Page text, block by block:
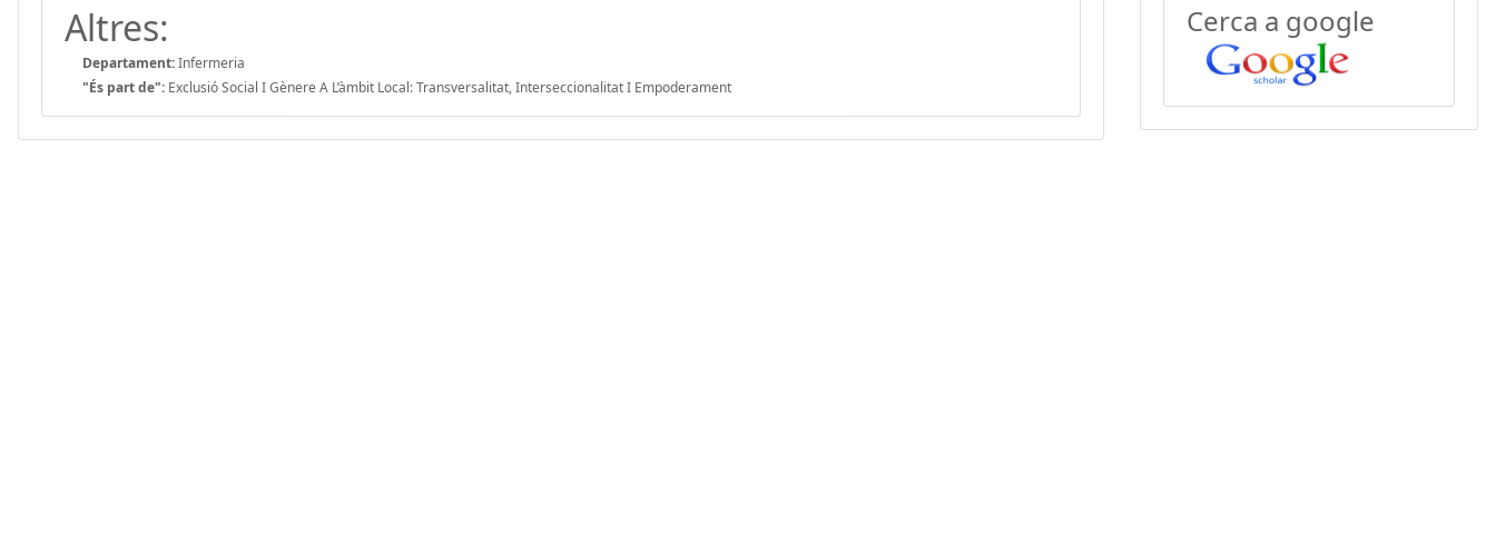
Altres:
Departament:Infermeria
"És part de": Exclusió Social I Gènere A L’àmbit Local: Transversalitat, Interseccionalitat I Empoderament
Cerca a google